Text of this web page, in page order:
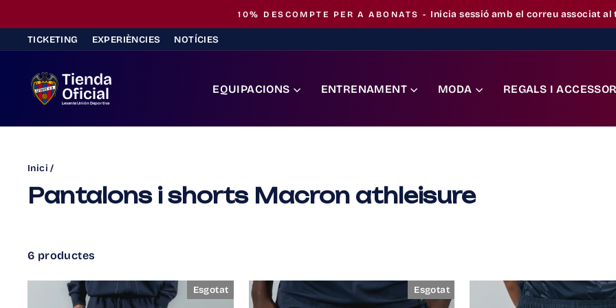
al
contingut
Pausa
la
10% DESCOMPTE PER A ABONATS - En iniciar sessió, s'aplicarà
TICKETING EXPERIÈNCIES NOTÍCIES
Tienda
Oficial
Levante Unión Deportiva
EQUIPACIONS ENTRENAMENT MODA REGALS I
Inici /
Pantalons i shorts Macron athleisure
6 productes
Esgotat Esgotat